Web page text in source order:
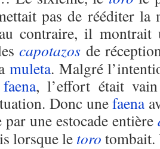
pas de rééditer la
contraire, il montrait
capotazos de
muleta. Malgré
faena, l’effort était
Donc unefaena
une estocade entière
lorsque le toro